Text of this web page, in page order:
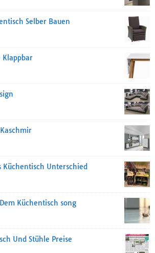
Selber Bauen
Klappbar
Küchentisch Unterschied
Küchentisch song
Und Stühle Preise